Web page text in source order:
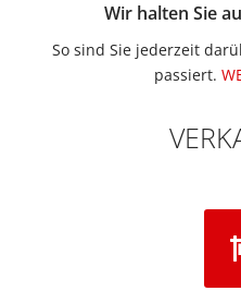
Wir halten Sie
So sind Sie jederzeit
passiert.